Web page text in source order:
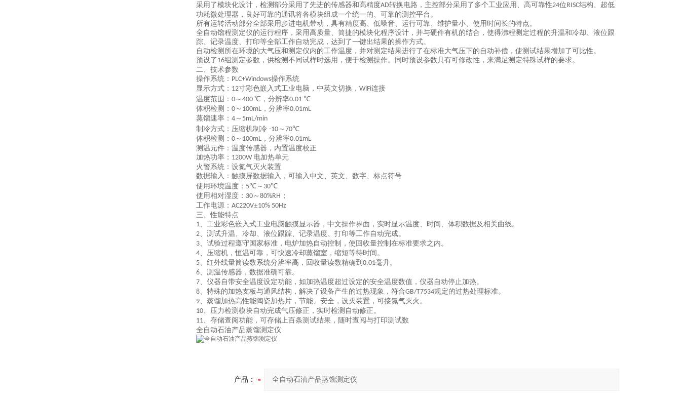
采用了模块化设计，检测部分采用了先进的传感器和高精度AD转换电路，主控部分采用了多个工业应用、高可靠性24位RISC结构、超低
功耗微处理器，良好可靠的通讯将各模块组成一个统一的、可靠的测控平台。
所有运转活动部分全部采用步进电机带动，具有精度高、低噪音、运行可靠、维护量小、使用时间长的特点。
全自动馏程测定仪的运行程序，采用高质量、简捷的模块化程序设计，并与硬件有机的结合，使得沸程测定过程的升温和冷却、液位跟
踪、记录温度、打印等全部工作自动完成，达到了一键出结果的操作方式。
自动检测所在环境的大气压和测定仪内的工作温度，并对测定结果进行了在标准大气压下的自动补偿，使测试结果增加了可比性。
预设了 16组测定参数，供检测不同试样时选用，便于检测操作。同时预设参数具有可修改性，来满足测定特殊试样的要求。
二、技术参数
操作系统： PLC+Windows操作系统
显示方式： 12寸彩色嵌入式工业电脑，中英文切换， WiFi连接
温度范围： 0 ～ 400 ℃，分辨率0.01 ℃
体积检测： 0 ～ 100mL ，分辨率0.01mL
蒸馏速率： 4 ～ 5mL/min
制冷方式：压缩机制冷 -10 ～ 70℃
体积检测： 0 ～ 100mL ，分辨率0.01mL
测温元件：温度传感器，内置温度校正
加热功率： 1200W 电加热单元
火警系统：设氮气灭火装置
数据输入：触摸屏数据输入，可输入中文、英文、数字、标点符号
使用环境温度： 5℃～ 30℃
使用相对湿度： 30 ～ 80%RH ；
工作电源： AC220V±10% 50Hz
三、性能特点
1、工业彩色嵌入式工业电脑触摸显示器，中文操作界面，实时显示温度、时间、体积数据及相关曲线。
2、测试升温、冷却、液位跟踪、记录温度、打印等工作自动完成。
3、试验过程遵守国家标准，电炉加热自动控制，使回收量控制在标准要求之内。
4、压缩机，恒温可靠，可快速冷却蒸馏室，缩短等待时间。
5、红外线量筒读数系统分辨率高，回收量读数精确到 0.01毫升。
6、测温传感器，数据准确可靠。
7、仪器自带安全温度设定功能，如加热温度超过设定的安全温度数值，仪器自动停止加热。
8、特殊的加热支板与通风结构，解决了设备产生的过热现象，符合GB/T7534规定的过热处理标准。
9、蒸馏加热高性能陶瓷加热片，节能、安全，设灭装置，可接氮气灭火。
10、压力检测模块自动完成气压修正，实时检测自动修正。
11、存储查阅功能，可存储上百条测试结果，随时查阅与打印测试数
全自动石油产品蒸馏测定仪
产品：